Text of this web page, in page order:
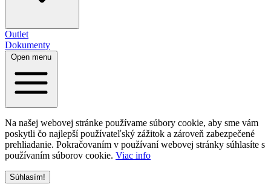
Outlet
Dokumenty
Open menu
Na našej webovej stránke používame súbory cookie, aby sme vám
poskytli čo najlepší používateľský zážitok a zároveň zabezpečené
prehliadanie. Pokračovaním v používaní webovej stránky súhlasíte s
používaním súborov cookie. Viac info
Súhlasím!